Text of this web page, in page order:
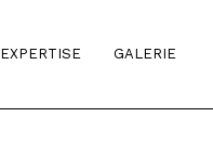
EXPERTISE GALERIE